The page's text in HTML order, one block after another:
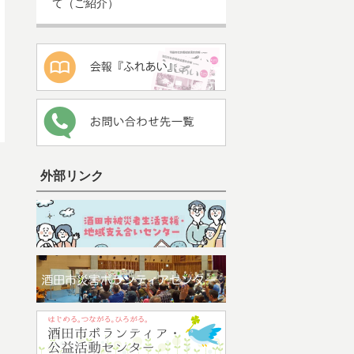
て（ご紹介）
外部リンク